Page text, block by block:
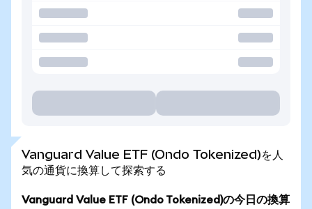
Vanguard Value ETF (Ondo Tokenized)を人
気の通貨に換算して探索する
Vanguard Value ETF (Ondo Tokenized)の今日の換算